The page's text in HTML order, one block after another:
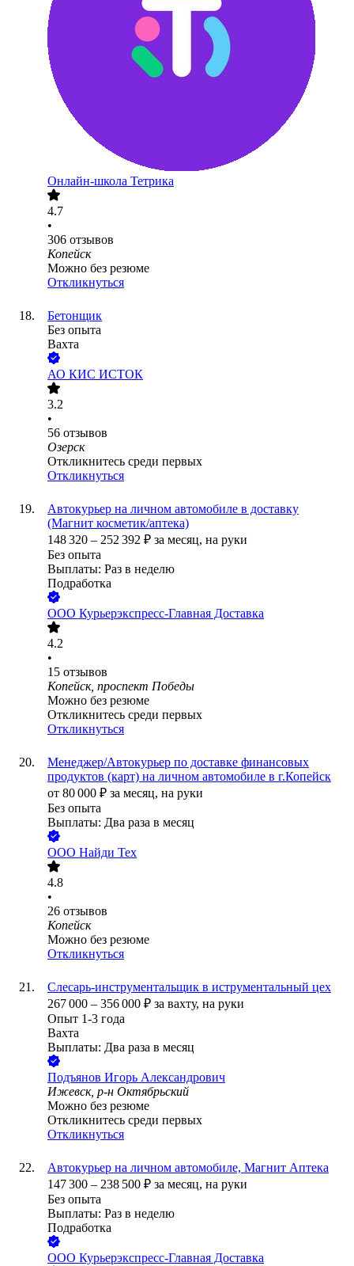
Онлайн-школа Тетрика
4.7
•
306 отзывов
Копейск
Можно без резюме
Откликнуться
Бетонщик
Без опыта
Вахта
АО КИС ИСТОК
3.2
•
56 отзывов
Озерск
Откликнитесь среди первых
Откликнуться
Автокурьер на личном автомобиле в доставку
(Магнит косметик/аптека)
148 320 – 252 392 ₽ за месяц, на руки
Без опыта
Выплаты: Раз в неделю
Подработка
ООО Курьерэкспресс-Главная Доставка
4.2
•
15 отзывов
Копейск, проспект Победы
Можно без резюме
Откликнитесь среди первых
Откликнуться
Менеджер/Автокурьер по доставке финансовых
продуктов (карт) на личном автомобиле в г.Копейск
от 80 000 ₽ за месяц, на руки
Без опыта
Выплаты: Два раза в месяц
ООО Найди Тех
4.8
•
26 отзывов
Копейск
Можно без резюме
Откликнуться
Слесарь-инструментальщик в иструментальный цех
267 000 – 356 000 ₽ за вахту, на руки
Опыт 1-3 года
Вахта
Выплаты: Два раза в месяц
Подъянов Игорь Александрович
Ижевск, р-н Октябрьский
Можно без резюме
Откликнитесь среди первых
Откликнуться
Автокурьер на личном автомобиле, Магнит Аптека
147 300 – 238 500 ₽ за месяц, на руки
Без опыта
Выплаты: Раз в неделю
Подработка
ООО Курьерэкспресс-Главная Доставка